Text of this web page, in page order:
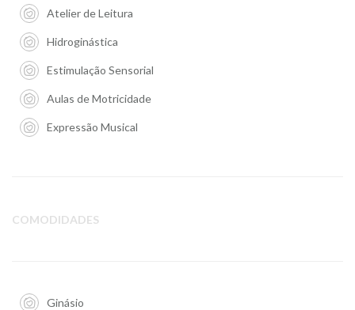
Atelier de Leitura
Hidroginástica
Estimulação Sensorial
Aulas de Motricidade
Expressão Musical
COMODIDADES
Ginásio